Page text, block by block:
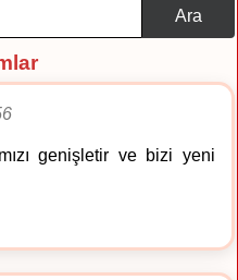
Ara
genişletir ve bizi yeni